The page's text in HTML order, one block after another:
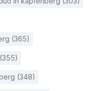
(365)
(348)